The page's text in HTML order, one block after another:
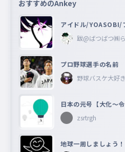
おすすめのAnkey
アイドル/YOASOBI/
跋@ばつばつ㈱
プロ野球選手の名前
野球バスケ大好
日本の元号【大化〜令
zsrtrgh
地球一周しましょう！